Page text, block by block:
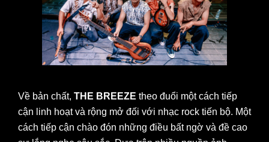
Về bản chất, THE BREEZE theo đuổi một cách tiếp
cận linh hoạt và rộng mở đối với nhạc rock tiến bộ. Một
cách tiếp cận chào đón những điều bất ngờ và đề cao